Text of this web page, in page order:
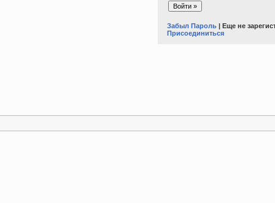
Забыл Пароль | Еще не
Присоединиться